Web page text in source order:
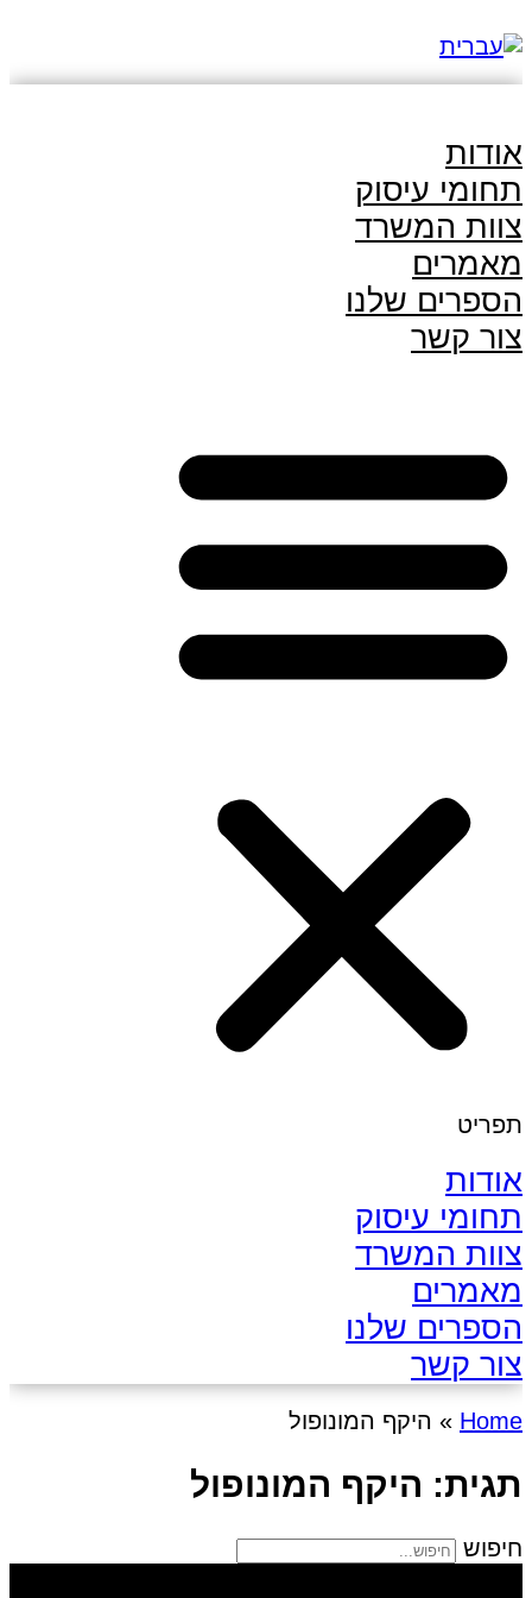
אודות
תחומי עיסוק
צוות המשרד
מאמרים
הספרים שלנו
צור קשר
תפריט
אודות
תחומי עיסוק
צוות המשרד
מאמרים
הספרים שלנו
צור קשר
Home
» היקף המונופול
תגית: היקף המונופול
חיפוש